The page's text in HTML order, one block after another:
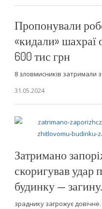
Пропонували
«кидали»
600 тис грн
8 зловмисників затримали
31.05.2024
Затримано
скоригував удар
будинку —
зраднику загрожує